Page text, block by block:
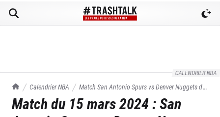
CALENDRIER NBA
TrashTalk Actu NBA
Calendrier NBA Match San Antonio Spurs vsDenver Nuggetsdu
15/03/2024
Match du 15 mars 2024 :San